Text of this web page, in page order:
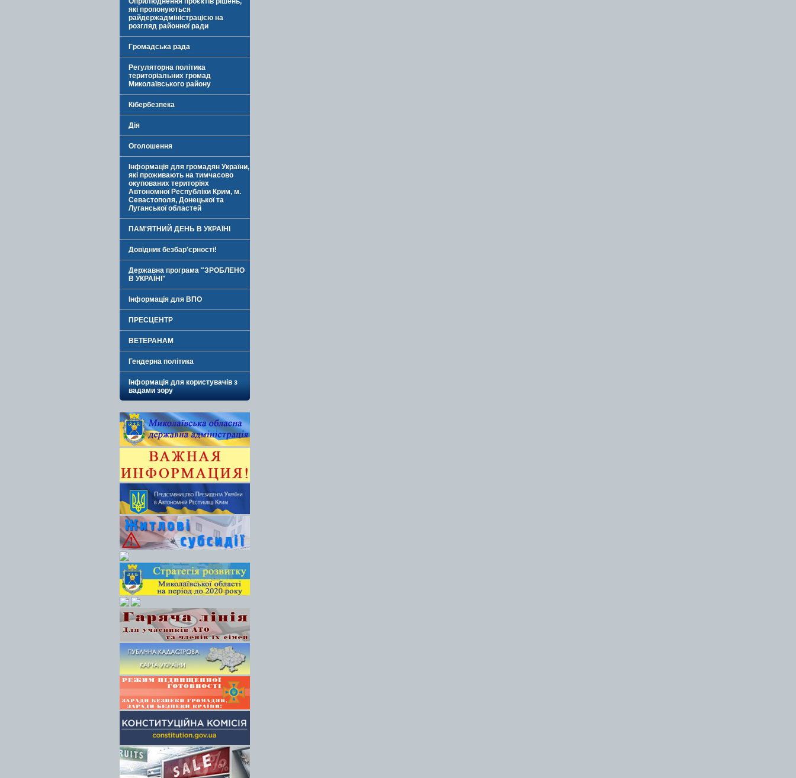
які пропонуються
райдержадміністрацією на
розгляд районної ради
Громадська рада
Регуляторна політика
територіальних громад
Миколаївського району
Кібербезпека
Дія
Оголошення
Інформація для громадян України,
які проживають на тимчасово
окупованих територіях
Автономної Республіки Крим, м.
Севастополя, Донецької та
Луганської областей
ПАМ'ЯТНИЙ ДЕНЬ В УКРАЇНІ
Довідник безбар'єрності!
Державна програма "ЗРОБЛЕНО
В УКРАЇНІ"
Інформація для ВПО
ПРЕСЦЕНТР
ВЕТЕРАНАМ
Гендерна політика
Інформація для користувачів з
вадами зору